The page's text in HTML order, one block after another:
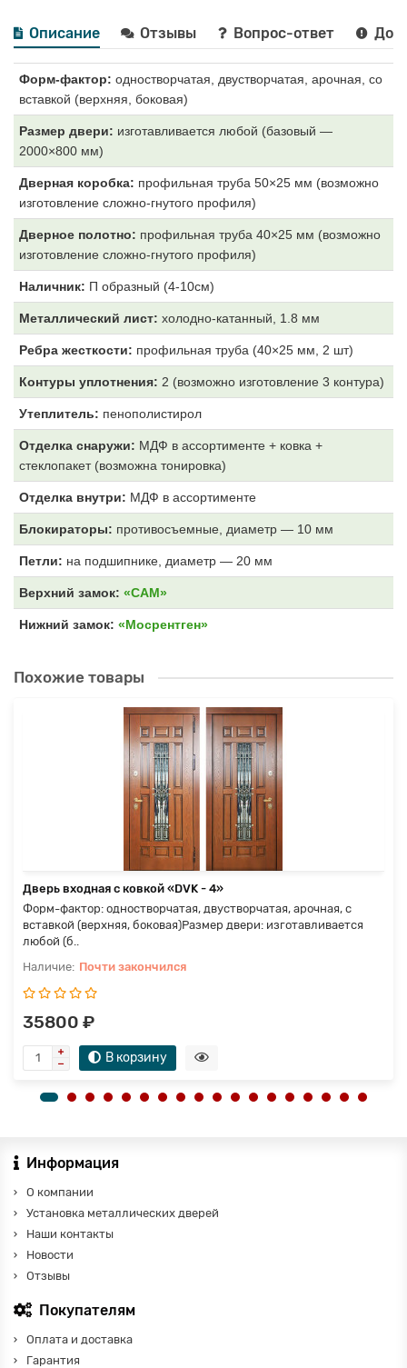
Описание Отзывы Вопрос-ответ
Форм-фактор: одностворчатая, двустворчатая, арочная, со
вставкой (верхняя, боковая)
Размер двери: изготавливается любой (базовый —
2000×800 мм)
Дверная коробка: профильная труба 50×25 мм (возможно
изготовление сложно-гнутого профиля)
Дверное полотно: профильная труба 40×25 мм (возможно
изготовление сложно-гнутого профиля)
Наличник: П образный (4-10см)
Металлический лист: холодно-катанный, 1.8 мм
Ребра жесткости: профильная труба (40×25 мм, 2 шт)
Контуры уплотнения: 2 (возможно изготовление 3 контура)
Утеплитель: пенополистирол
Отделка снаружи: МДФ в ассортименте + ковка +
стеклопакет (возможна тонировка)
Отделка внутри: МДФ в ассортименте
Блокираторы: противосъемные, диаметр — 10 мм
Петли: на подшипнике, диаметр — 20 мм
Верхний замок: «САМ»
Нижний замок: «Мосрентген»
Похожие товары
Дверь входная с ковкой «DVK - 4»
Форм-фактор: одностворчатая, двустворчатая, арочная, с
вставкой (верхняя, боковая)Размер двери: изготавливается
любой (б..
Почти закончился
35800 ₽
В корзину
Информация
О компании
Установка металлических дверей
Наши контакты
Новости
Отзывы
Покупателям
Оплата и доставка
Гарантия